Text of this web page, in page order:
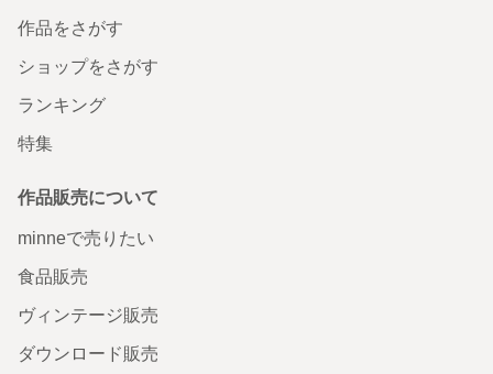
作品をさがす
ショップをさがす
ランキング
特集
作品販売について
minneで売りたい
食品販売
ヴィンテージ販売
ダウンロード販売